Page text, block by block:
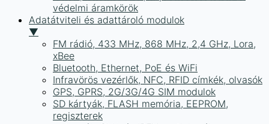
védelmi áramkörök
Adatátviteli és adattároló modulok
▼
FM rádió, 433 MHz, 868 MHz, 2,4 GHz, Lora,
xBee
Bluetooth, Ethernet, PoE és WiFi
Infravörös vezérlők, NFC, RFID címkék, olvasók
GPS, GPRS, 2G/3G/4G SIM modulok
SD kártyák, FLASH memória, EEPROM,
regiszterek